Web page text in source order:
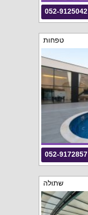
052-9125042
טפחות
052-9172857
שתולה